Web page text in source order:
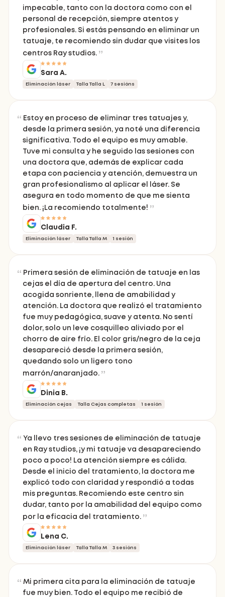
impecable, tanto con la doctora como con el
personal de recepción, siempre atentos y
profesionales. Si estás pensando en eliminar un
tatuaje, te recomiendo sin dudar que visites los
centros Ray studios.
Sara A.
Eliminación láser Talla Talla L 7 sesións
Estoy en proceso de eliminar tres tatuajes y,
desde la primera sesión, ya noté una diferencia
significativa. Todo el equipo es muy amable.
Tuve mi consulta y he seguido las sesiones con
una doctora que, además de explicar cada
etapa con paciencia y atención, demuestra un
gran profesionalismo al aplicar el láser. Se
asegura en todo momento de que me sienta
bien. ¡La recomiendo totalmente!
Claudia F.
Eliminación láser Talla Talla M 1 sesión
Primera sesión de eliminación de tatuaje en las
cejas el día de apertura del centro. Una
acogida sonriente, llena de amabilidad y
atención. La doctora que realizó el tratamiento
fue muy pedagógica, suave y atenta. No sentí
dolor, solo un leve cosquilleo aliviado por el
chorro de aire frío. El color gris/negro de la ceja
desapareció desde la primera sesión,
quedando solo un ligero tono
marrón/anaranjado.
Dinia B.
Eliminación cejas Talla Cejas completas 1 sesión
Ya llevo tres sesiones de eliminación de tatuaje
en Ray studios, ¡y mi tatuaje va desapareciendo
poco a poco! La atención siempre es cálida.
Desde el inicio del tratamiento, la doctora me
explicó todo con claridad y respondió a todas
mis preguntas. Recomiendo este centro sin
dudar, tanto por la amabilidad del equipo como
por la eficacia del tratamiento.
Lena C.
Eliminación láser Talla Talla M 3 sesións
Mi primera cita para la eliminación de tatuaje
fue muy bien. Todo el equipo me recibió de